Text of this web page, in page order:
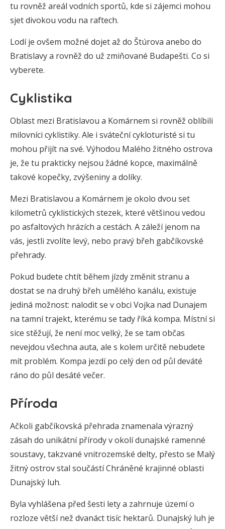
tu rovněž areál vodních sportů, kde si zájemci mohou
sjet divokou vodu na raftech.
Lodí je ovšem možné dojet až do Štúrova anebo do
Bratislavy a rovněž do už zmiňované Budapešti. Co si
vyberete.
Cyklistika
Oblast mezi Bratislavou a Komárnem si rovněž oblíbili
milovníci cyklistiky. Ale i sváteční cykloturisté si tu
mohou přijít na své. Výhodou Malého žitného ostrova
je, že tu prakticky nejsou žádné kopce, maximálně
takové kopečky, zvýšeniny a dolíky.
Mezi Bratislavou a Komárnem je okolo dvou set
kilometrů cyklistických stezek, které většinou vedou
po asfaltových hrázích a cestách. A záleží jenom na
vás, jestli zvolíte levý, nebo pravý břeh gabčíkovské
přehrady.
Pokud budete chtít během jízdy změnit stranu a
dostat se na druhý břeh umělého kanálu, existuje
jediná možnost: nalodit se v obci Vojka nad Dunajem
na tamní trajekt, kterému se tady říká kompa. Místní si
sice stěžují, že není moc velký, že se tam občas
nevejdou všechna auta, ale s kolem určitě nebudete
mít problém. Kompa jezdí po celý den od půl deváté
ráno do půl desáté večer.
Příroda
Ačkoli gabčíkovská přehrada znamenala výrazný
zásah do unikátní přírody v okolí dunajské ramenné
soustavy, takzvané vnitrozemské delty, přesto se Malý
žitný ostrov stal součástí Chráněné krajinné oblasti
Dunajský luh.
Byla vyhlášena před šesti lety a zahrnuje území o
rozloze větší než dvanáct tisíc hektarů. Dunajský luh je